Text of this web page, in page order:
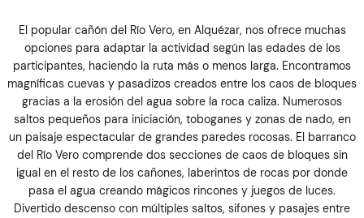
El popular cañón del Río Vero, en Alquézar, nos ofrece muchas
opciones para adaptar la actividad según las edades de los
participantes, haciendo la ruta más o menos larga. Encontramos
magníficas cuevas y pasadizos creados entre los caos de bloques
gracias a la erosión del agua sobre la roca caliza. Numerosos
saltos pequeños para iniciación, toboganes y zonas de nado, en
un paisaje espectacular de grandes paredes rocosas. El barranco
del Río Vero comprende dos secciones de caos de bloques sin
igual en el resto de los cañones, laberintos de rocas por donde
pasa el agua creando mágicos rincones y juegos de luces.
Divertido descenso con múltiples saltos, sifones y pasajes entre